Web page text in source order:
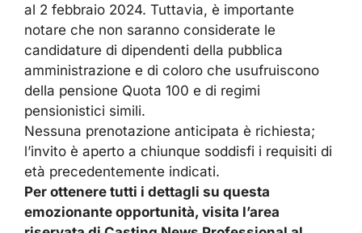
al 2 febbraio 2024. Tuttavia, è importante
notare che non saranno considerate le
candidature di dipendenti della pubblica
amministrazione e di coloro che usufruiscono
della pensione Quota 100 e di regimi
pensionistici simili.
Nessuna prenotazione anticipata è richiesta;
l’invito è aperto a chiunque soddisfi i requisiti di
età precedentemente indicati.
Per ottenere tutti i dettagli su questa
emozionante opportunità, visita l’area